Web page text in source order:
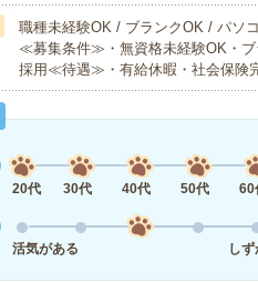
職種未経験OK / ブランクOK / パソ
≪募集条件≫・無資格未経験OK・ブ
採用≪待遇≫・有給休暇・社会保険
20代
30代 40代 50代 60
活気がある
しず